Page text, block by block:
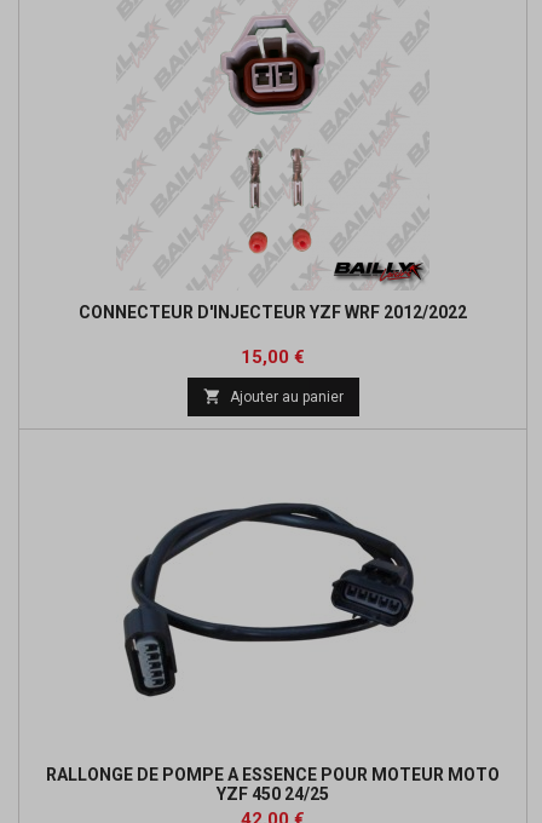
CONNECTEUR D'INJECTEUR YZF WRF 2012/2022
Prix
15,00 €
 Ajouter au panier
RALLONGE DE POMPE A ESSENCE POUR MOTEUR MOTO
YZF 450 24/25
Prix